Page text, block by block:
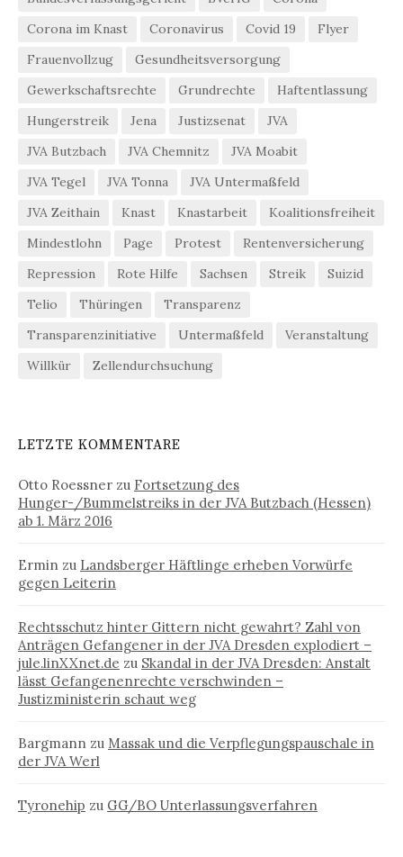
Corona im Knast
Coronavirus Covid 19
Flyer
Frauenvollzug
Gesundheitsversorgung
Gewerkschaftsrechte
Grundrechte
Haftentlassung
Hungerstreik
Jena Justizsenat
JVA
JVA Butzbach
JVA Chemnitz
JVA Moabit
JVA Tegel
JVA Tonna
JVA Untermaßfeld
JVA Zeithain
Knast Knastarbeit
Koalitionsfreiheit
Mindestlohn
Page Protest
Rentenversicherung
Repression
Rote Hilfe Sachsen Streik
Suizid
Telio
Thüringen
Transparenz
Transparenzinitiative
Untermaßfeld
Veranstaltung
Willkür
Zellendurchsuchung
LETZTE KOMMENTARE
Otto Roessner zu Fortsetzung des
Hunger-/Bummelstreiks in der JVA Butzbach (Hessen)
ab 1. März 2016
Ermin zu Landsberger Häftlinge erheben Vorwürfe
gegen Leiterin
Rechtsschutz hinter Gittern nicht gewahrt? Zahl von
Anträgen Gefangener in der JVA Dresden explodiert –
jule.linXXnet.de zu Skandal in der JVA Dresden: Anstalt
lässt Gefangenenrechte verschwinden –
Justizministerin schaut weg
Bargmann zu Massak und die Verpflegungspauschale in
der JVA Werl
Tyronehip zu GG/BO Unterlassungsverfahren